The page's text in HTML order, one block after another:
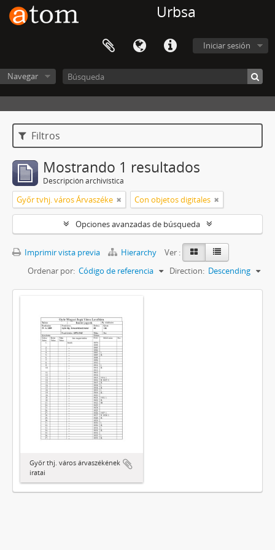
Urbsa
Iniciar sesión
Navegar
Filtros
Mostrando 1 resultados
Descripción archivística
Győr tvhj. város Árvaszéke Con objetos digitales
Opciones avanzadas de búsqueda
Imprimir vista previa Hierarchy
Ver :
Ordenar por: Código de referencia Direction: Descending
Győr thj. város árvaszékének
iratai